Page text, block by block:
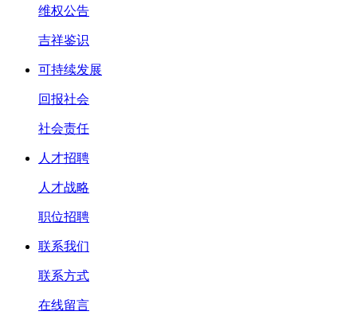
维权公告
吉祥鉴识
可持续发展
回报社会
社会责任
人才招聘
人才战略
职位招聘
联系我们
联系方式
在线留言